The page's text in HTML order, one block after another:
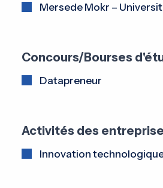
Mersede Mokr –
Concours/Bourses
Datapreneur
Activités des
Innovation